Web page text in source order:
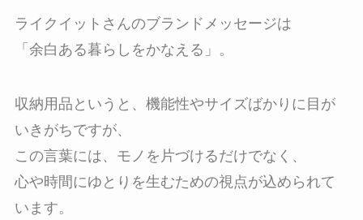
ライクイットさんのブランドメッセージは
「余白ある暮らしをかなえる」。
収納用品というと、機能性やサイズばかりに目が
いきがちですが、
この言葉には、モノを片づけるだけでなく、
心や時間にゆとりを生むための視点が込められて
います。